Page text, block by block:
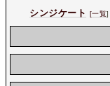
シンジケート
[一覧]